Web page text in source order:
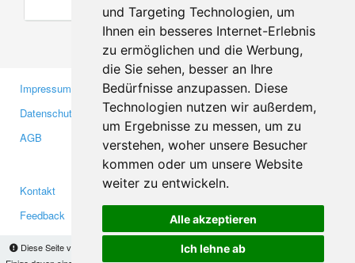
und Targeting Technologien, um
Ihnen ein besseres Internet-Erlebnis
zu ermöglichen und die Werbung,
die Sie sehen, besser an Ihre
Bedürfnisse anzupassen. Diese
Technologien nutzen wir außerdem,
um Ergebnisse zu messen, um zu
verstehen, woher unsere Besucher
kommen oder um unsere Website
weiter zu entwickeln.
Alle akzeptieren
Ich lehne ab
Diese Seite verwendet Cookies, um Informationen auf Ihrem Computer zu speichern.
Impressum
Datenschutzerklärung
AGB
Gewerbetreibende
Investoren
Medien
Kontakt
Feedback
Facebook
Twitter
YouTube